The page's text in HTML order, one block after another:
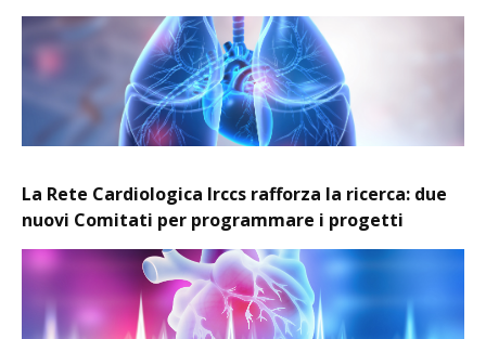
La Rete Cardiologica Irccs rafforza la ricerca: due
nuovi Comitati per programmare i progetti